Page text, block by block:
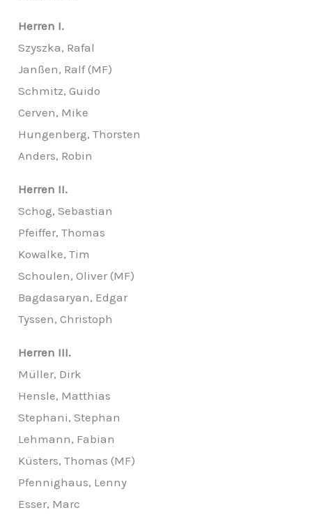
Herren I.
Szyszka, Rafal
Janßen, Ralf (MF)
Schmitz, Guido
Cerven, Mike
Hungenberg, Thorsten
Anders, Robin
Herren II.
Schog, Sebastian
Pfeiffer, Thomas
Kowalke, Tim
Schoulen, Oliver (MF)
Bagdasaryan, Edgar
Tyssen, Christoph
Herren III.
Müller, Dirk
Hensle, Matthias
Stephani, Stephan
Lehmann, Fabian
Küsters, Thomas (MF)
Pfennighaus, Lenny
Esser, Marc